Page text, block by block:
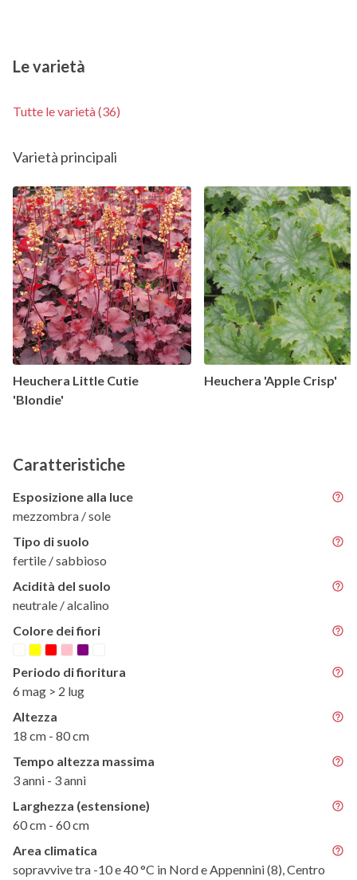
Le varietà
Tutte le varietà (36)
Varietà principali
Heuchera Little Cutie
'Blondie'
Heuchera 'Apple Crisp'
Caratteristiche
Esposizione alla luce
mezzombra / sole
Tipo di suolo
fertile / sabbioso
Acidità del suolo
neutrale / alcalino
Colore dei fiori
Periodo di fioritura
6 mag > 2 lug
Altezza
18 cm - 80 cm
Tempo altezza massima
3 anni - 3 anni
Larghezza (estensione)
60 cm - 60 cm
Area climatica
sopravvive tra -10 e 40 °C in Nord e Appennini (8), Centro